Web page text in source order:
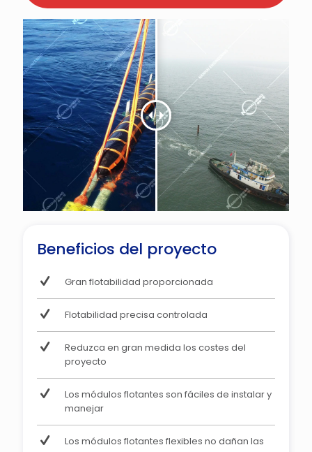
Beneficios del proyecto
Gran flotabilidad proporcionada
Flotabilidad precisa controlada
Reduzca en gran medida los costes del
proyecto
Los módulos flotantes son fáciles de instalar y
manejar
Los módulos flotantes flexibles no dañan las